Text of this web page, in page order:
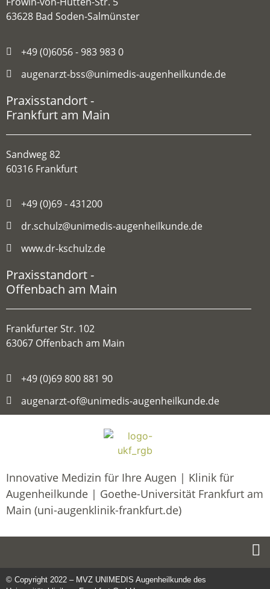
63628 Bad Soden-Salmünster
+49 (0)6056 - 983 983 0
augenarzt-bss@unimedis-augenheilkunde.de
Praxisstandort -
Frankfurt am Main
Sandweg 82
60316 Frankfurt
+49 (0)69 - 431200
dr.schulz@unimedis-augenheilkunde.de
www.dr-kschulz.de
Praxisstandort -
Offenbach am Main
Frankfurter Str. 102
63067 Offenbach am Main
+49 (0)69 800 881 90
augenarzt-of@unimedis-augenheilkunde.de
Innovative Medizin für Ihre Augen | Klinik für
Augenheilkunde | Goethe-Universität Frankfurt am
Main (uni-augenklinik-frankfurt.de)
© Copyright 2022 – MVZ UNIMEDIS Augenheilkunde des